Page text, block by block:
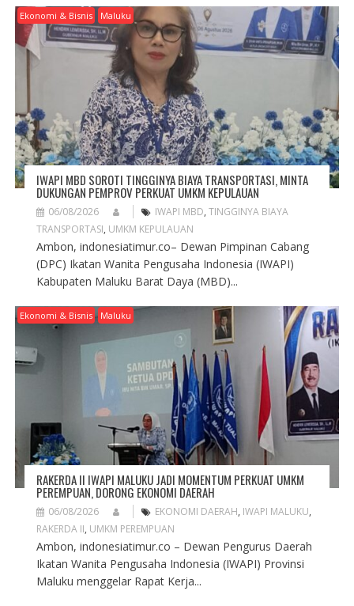
G
A
N
Ekonomi & Bisnis Maluku
IWAPI MBD SOROTI TINGGINYA BIAYA TRANSPORTASI, MINTA
DUKUNGAN PEMPROV PERKUAT UMKM KEPULAUAN
06/08/2026 IWAPI MBD, TINGGINYA BIAYA
TRANSPORTASI, UMKM KEPULAUAN
Ambon, indonesiatimur.co– Dewan Pimpinan Cabang
(DPC) Ikatan Wanita Pengusaha Indonesia (IWAPI)
Kabupaten Maluku Barat Daya (MBD)...
Ekonomi & Bisnis Maluku
RAKERDA II IWAPI MALUKU JADI MOMENTUM PERKUAT UMKM
PEREMPUAN, DORONG EKONOMI DAERAH
06/08/2026 EKONOMI DAERAH, IWAPI MALUKU,
RAKERDA II, UMKM PEREMPUAN
Ambon, indonesiatimur.co – Dewan Pengurus Daerah
Ikatan Wanita Pengusaha Indonesia (IWAPI) Provinsi
Maluku menggelar Rapat Kerja...